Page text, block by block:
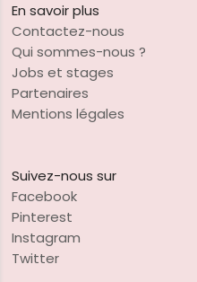
En savoir plus
Contactez-nous
Qui sommes-nous ?
Jobs et stages
Partenaires
Mentions légales
Suivez-nous sur
Facebook
Pinterest
Instagram
Twitter